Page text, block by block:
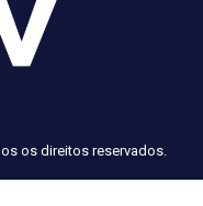
os direitos reservados.